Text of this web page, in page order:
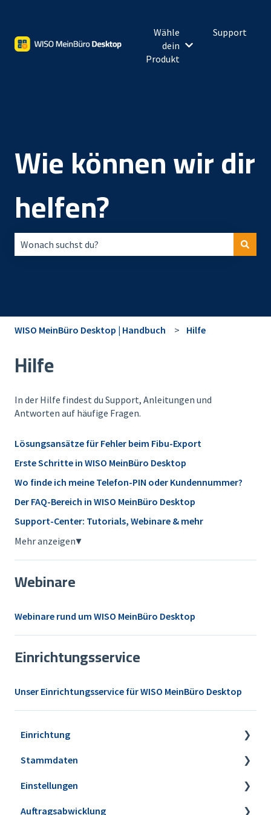
Wähle
dein
Produkt
Untermenü für
Support
Wie können wir dir
helfen?
WISO MeinBüro Desktop | Handbuch Hilfe
Hilfe
In der Hilfe findest du Support, Anleitungen und
Antworten auf häufige Fragen.
Lösungsansätze für Fehler beim Fibu-Export
Erste Schritte in WISO MeinBüro Desktop
Wo finde ich meine Telefon-PIN oder Kundennummer?
Der FAQ-Bereich in WISO MeinBüro Desktop
Support-Center: Tutorials, Webinare & mehr
Mehr anzeigen▼
Webinare
Webinare rund um WISO MeinBüro Desktop
Einrichtungsservice
Unser Einrichtungsservice für WISO MeinBüro Desktop
Einrichtung
Installation
Erweiterungen
Datensicherung
Stammdaten
Artikel
Lagerbestände & Inventur
Einstellungen
Firmeneinstellungen
Auftragsabwicklung